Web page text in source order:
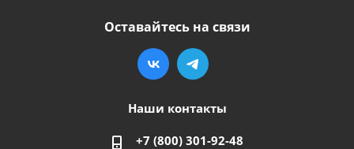
Оставайтесь на связи
Наши контакты
+7 (800) 301-92-48